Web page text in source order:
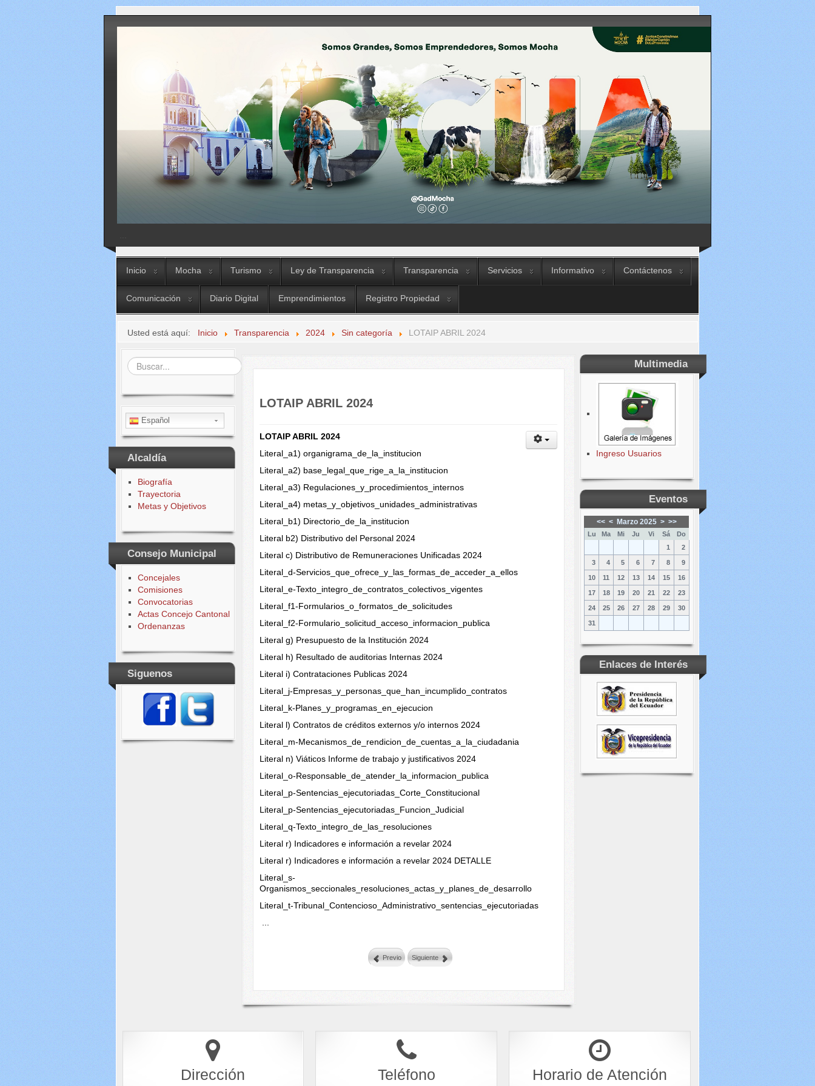
Inicio Mocha Turismo Ley de Transparencia Transparencia Servicios Informativo Contáctenos
Comunicación Diario Digital Emprendimientos Registro Propiedad
Usted está aquí: Inicio Transparencia 2024 Sin categoría LOTAIP ABRIL 2024
Buscar...
Español
Alcaldía
Biografía
Trayectoria
Metas y Objetivos
Consejo Municipal
Concejales
Comisiones
Convocatorias
Actas Concejo Cantonal
Ordenanzas
Siguenos
LOTAIP ABRIL 2024
LOTAIP ABRIL 2024
Literal_a1) organigrama_de_la_institucion
Literal_a2) base_legal_que_rige_a_la_institucion
Literal_a3) Regulaciones_y_procedimientos_internos
Literal_a4) metas_y_objetivos_unidades_administrativas
Literal_b1) Directorio_de_la_institucion
Literal b2) Distributivo del Personal 2024
Literal c) Distributivo de Remuneraciones Unificadas 2024
Literal_d-Servicios_que_ofrece_y_las_formas_de_acceder_a_ellos
Literal_e-Texto_integro_de_contratos_colectivos_vigentes
Literal_f1-Formularios_o_formatos_de_solicitudes
Literal_f2-Formulario_solicitud_acceso_informacion_publica
Literal g) Presupuesto de la Institución 2024
Literal h) Resultado de auditorias Internas 2024
Literal i) Contrataciones Publicas 2024
Literal_j-Empresas_y_personas_que_han_incumplido_contratos
Literal_k-Planes_y_programas_en_ejecucion
Literal l) Contratos de créditos externos y/o internos 2024
Literal_m-Mecanismos_de_rendicion_de_cuentas_a_la_ciudadania
Literal n) Viáticos Informe de trabajo y justificativos 2024
Literal_o-Responsable_de_atender_la_informacion_publica
Literal_p-Sentencias_ejecutoriadas_Corte_Constitucional
Literal_p-Sentencias_ejecutoriadas_Funcion_Judicial
Literal_q-Texto_integro_de_las_resoluciones
Literal r) Indicadores e información a revelar 2024
Literal r) Indicadores e información a revelar 2024 DETALLE
Literal_s-
Organismos_seccionales_resoluciones_actas_y_planes_de_desarrollo
Literal_t-Tribunal_Contencioso_Administrativo_sentencias_ejecutoriadas
Previo Siguiente
Multimedia
Ingreso Usuarios
Eventos
<< < Marzo 2025 > >>
Lu Ma Mi Ju Vi Sá
Do
1
2
3 4 5 6 7 8 9
10 11 12 13 14 15 16
17 18 19 20 21 22 23
24 25 26 27 28 29 30
31
Enlaces de Interés
Dirección Teléfono Horario de Atención